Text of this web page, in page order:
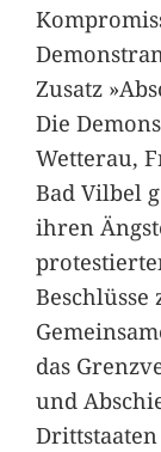
Zusatz
Die
Wetterau,
Bad Vilbel
ihren
das
und